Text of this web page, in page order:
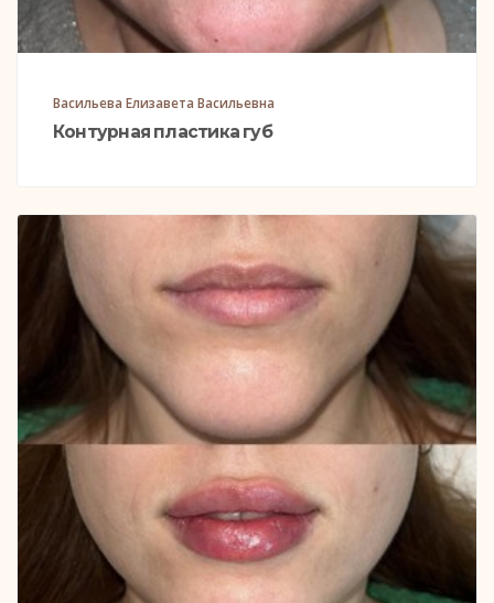
Васильева Елизавета Васильевна
Контурная пластика губ